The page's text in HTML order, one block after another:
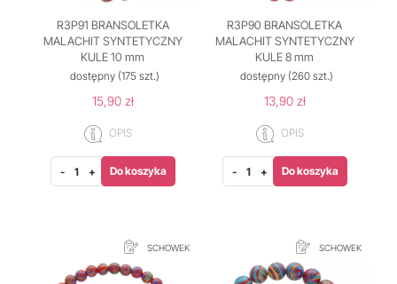
R3P91 BRANSOLETKA
MALACHIT SYNTETYCZNY
KULE 10 mm
dostępny (175 szt.)
15,90 zł
OPIS
- + Do koszyka
R3P90 BRANSOLETKA
MALACHIT SYNTETYCZNY
KULE 8 mm
dostępny (260 szt.)
13,90 zł
OPIS
- + Do koszyka
SCHOWEK SCHOWEK